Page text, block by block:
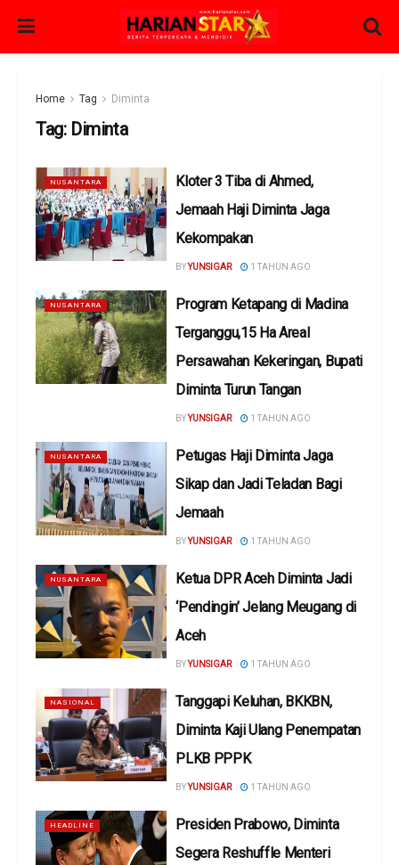
Home Tag Diminta
Tag: Diminta
NUSANTARA
Kloter 3 Tiba di Ahmed,
Jemaah Haji Diminta Jaga
Kekompakan
BYYUNSIGAR 1 TAHUN AGO
NUSANTARA
Program Ketapang di Madina
Terganggu,15 Ha Areal
Persawahan Kekeringan, Bupati
Diminta Turun Tangan
BYYUNSIGAR 1 TAHUN AGO
NUSANTARA
Petugas Haji Diminta Jaga
Sikap dan Jadi Teladan Bagi
Jemaah
BYYUNSIGAR 1 TAHUN AGO
NUSANTARA
Ketua DPR Aceh Diminta Jadi
‘Pendingin’ Jelang Meugang di
Aceh
BYYUNSIGAR 1 TAHUN AGO
NASIONAL
Tanggapi Keluhan, BKKBN,
Diminta Kaji Ulang Penempatan
PLKB PPPK
BYYUNSIGAR 1 TAHUN AGO
HEADLINE
Presiden Prabowo, Diminta
Segera Reshuffle Menteri